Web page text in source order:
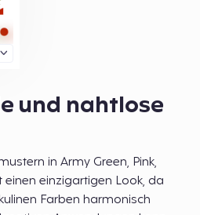
und nahtlose
in Army Green, Pink,
einzigartigen Look, da
Farben harmonisch